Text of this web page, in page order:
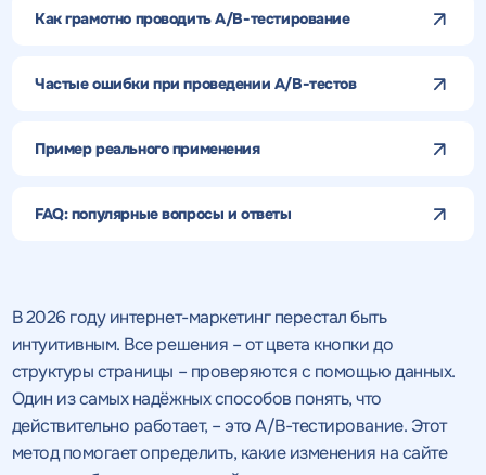
Как грамотно проводить A/B-тестирование
Частые ошибки при проведении A/B-тестов
Пример реального применения
FAQ: популярные вопросы и ответы
В 2026 году интернет-маркетинг перестал быть
интуитивным. Все решения – от цвета кнопки до
структуры страницы – проверяются с помощью данных.
Один из самых надёжных способов понять, что
действительно работает, – это A/B-тестирование. Этот
метод помогает определить, какие изменения на сайте